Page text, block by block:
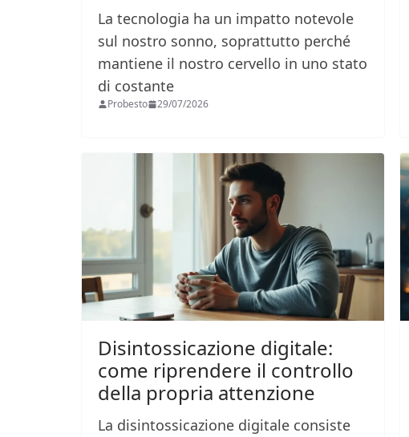
La tecnologia ha un impatto notevole
sul nostro sonno, soprattutto perché
mantiene il nostro cervello in uno stato
di costante
Probesto 29/07/2026
Disintossicazione digitale:
come riprendere il controllo
della propria attenzione
La disintossicazione digitale consiste